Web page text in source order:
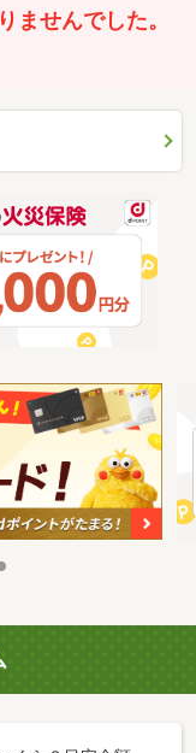
ませんでした。